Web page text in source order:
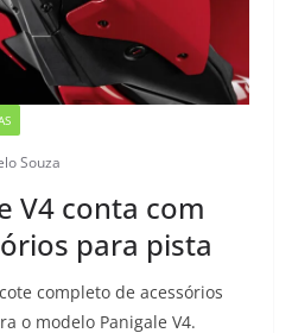
Souza
V4 conta com
para pista
completo de acessórios
o modelo Panigale V4.